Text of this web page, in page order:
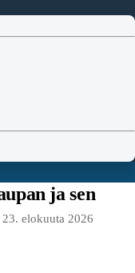
ja sen
elokuuta 2026